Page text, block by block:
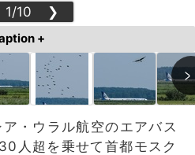
1/10 ❯
+
・ウラル航空のエアバス
人超を乗せて首都モスク